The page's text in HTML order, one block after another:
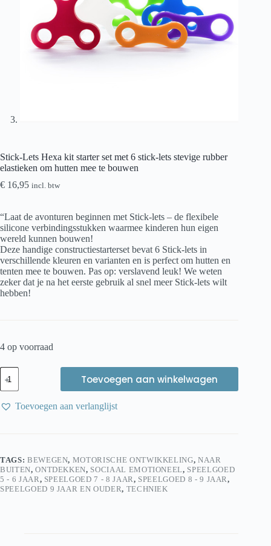
Stick-Lets Hexa kit starter set met 6 stick-lets stevige rubber
elastieken om hutten mee te bouwen
€ 16,95 incl. btw
“Laat de avonturen beginnen met Stick-lets – de flexibele
silicone verbindingsstukken waarmee kinderen hun eigen
wereld kunnen bouwen!
Deze handige constructiestarterset bevat 6 Stick-lets in
verschillende kleuren en varianten en is perfect om hutten en
tenten mee te bouwen. Pas op: verslavend leuk! We weten
zeker dat je na het eerste gebruik al snel meer Stick-lets wilt
hebben!
4 op voorraad
Stick-
Lets
Hexa
kit
starter
lets
stevige
rubber
elastieken
Toevoegen aan winkelwagen
Toevoegen aan verlanglijst
TAGS: BEWEGEN, MOTORISCHE ONTWIKKELING,NAAR
BUITEN,ONTDEKKEN, SOCIAAL EMOTIONEEL, SPEELGOED
5 - 6 JAAR, SPEELGOED 7 - 8 JAAR, SPEELGOED 8 - 9 JAAR,
SPEELGOED 9 JAAR EN OUDER, TECHNIEK